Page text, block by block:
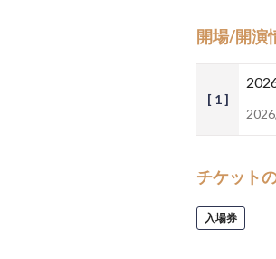
開場/開演
[ 1 ]
チケット
入場券